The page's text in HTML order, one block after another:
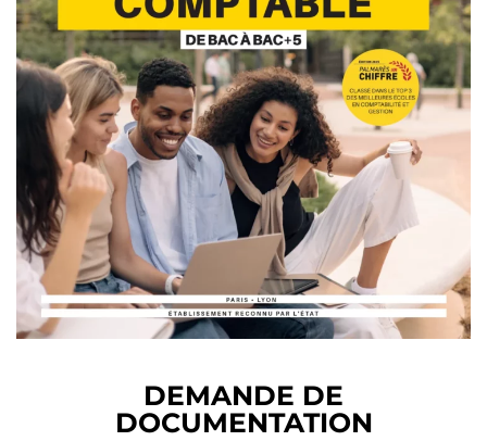
DEMANDE DE
DOCUMENTATION